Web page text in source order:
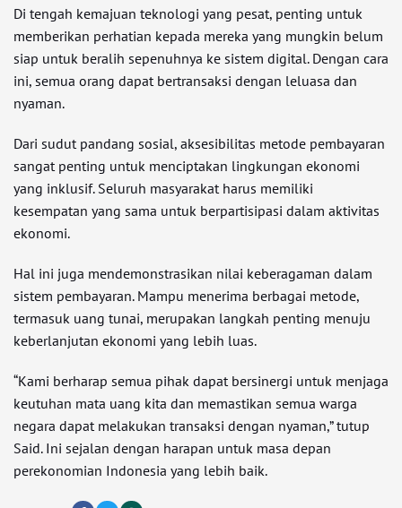
Di tengah kemajuan teknologi yang pesat, penting untuk
memberikan perhatian kepada mereka yang mungkin belum
siap untuk beralih sepenuhnya ke sistem digital. Dengan cara
ini, semua orang dapat bertransaksi dengan leluasa dan
nyaman.
Dari sudut pandang sosial, aksesibilitas metode pembayaran
sangat penting untuk menciptakan lingkungan ekonomi
yang inklusif. Seluruh masyarakat harus memiliki
kesempatan yang sama untuk berpartisipasi dalam aktivitas
ekonomi.
Hal ini juga mendemonstrasikan nilai keberagaman dalam
sistem pembayaran. Mampu menerima berbagai metode,
termasuk uang tunai, merupakan langkah penting menuju
keberlanjutan ekonomi yang lebih luas.
“Kami berharap semua pihak dapat bersinergi untuk menjaga
keutuhan mata uang kita dan memastikan semua warga
negara dapat melakukan transaksi dengan nyaman,” tutup
Said. Ini sejalan dengan harapan untuk masa depan
perekonomian Indonesia yang lebih baik.